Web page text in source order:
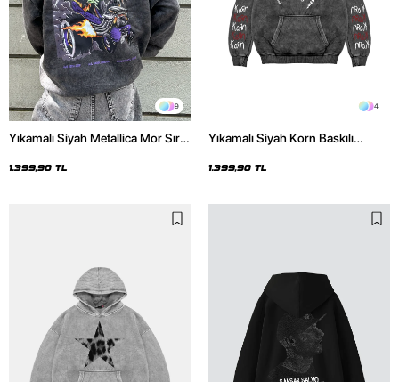
9
Yıkamalı Siyah Metallica Mor Sırt
Hoodie
1.399,90 TL
4
Yıkamalı Siyah Korn Baskılı
1.399,90 TL